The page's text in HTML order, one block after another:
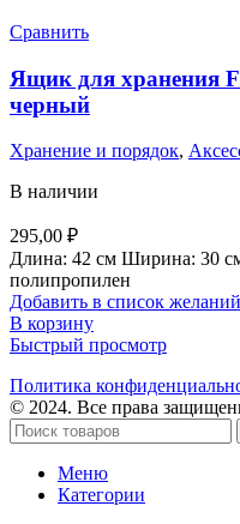
Сравнить
Ящик для хранения
черный
Хранение и порядок,
В наличии
295,00 ₽
Длина: 42 см Ширина: 30
полипропилен
Добавить в список желаний
В корзину
Быстрый просмотр
Политика
© 2024. Все права
Меню
Категории